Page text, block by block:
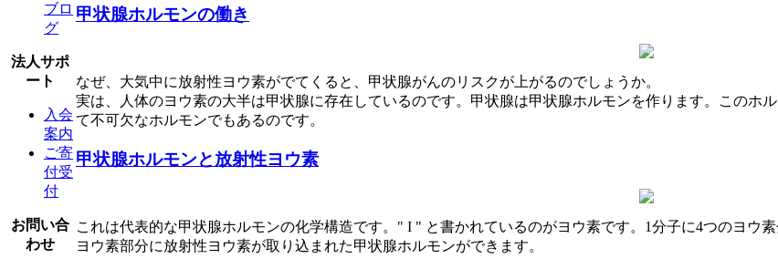
ブロ
グ
法人サポ
ート
入会
案内
ご寄
付受
付
お問い合
わせ
甲状腺ホルモンの働き
なぜ、大気中に放射性ヨウ素がでてくると、甲状腺がんのリスクが上がるのでしょうか。
実は、人体のヨウ素の大半は甲状腺に存在しているのです。甲状腺は甲状腺ホルモンを作ります。このホ
て不可欠なホルモンでもあるのです。
甲状腺ホルモンと放射性ヨウ素
これは代表的な甲状腺ホルモンの化学構造です。" I " と書かれているのがヨウ素です。1分子に4つのヨウ
ヨウ素部分に放射性ヨウ素が取り込まれた甲状腺ホルモンができます。